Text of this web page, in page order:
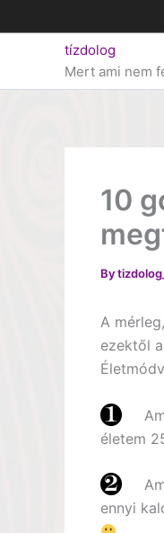
to
tízdolog
Mert ami nem
10
By
A
ezektől
életem
ennyi